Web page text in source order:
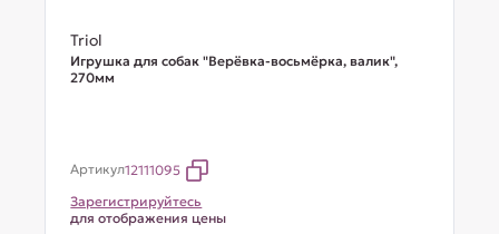
Triol
Игрушка для собак "Верёвка-восьмёрка, валик",
270мм
Артикул12111095
Зарегистрируйтесь
для отображения цены